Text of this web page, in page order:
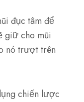
đục tâm để
giữ cho mũi
nó trượt trên
chiến lược